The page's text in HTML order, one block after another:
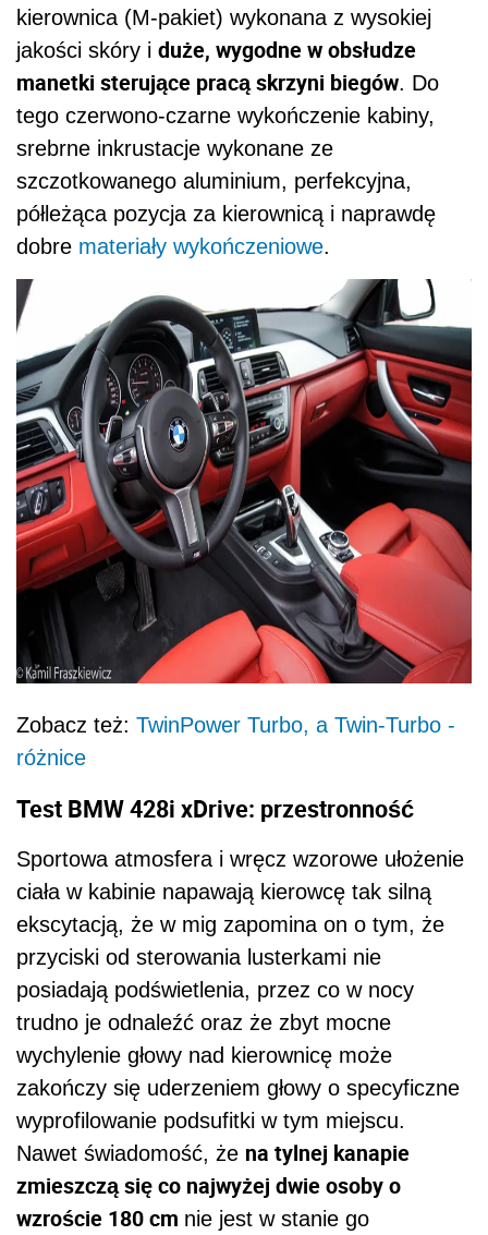
kierownica (M-pakiet) wykonana z wysokiej
jakości skóry i duże, wygodne w obsłudze
manetki sterujące pracą skrzyni biegów. Do
tego czerwono-czarne wykończenie kabiny,
srebrne inkrustacje wykonane ze
szczotkowanego aluminium, perfekcyjna,
półleżąca pozycja za kierownicą i naprawdę
dobre materiały wykończeniowe.
Zobacz też: TwinPower Turbo, a Twin-Turbo -
różnice
Test BMW 428i xDrive: przestronność
Sportowa atmosfera i wręcz wzorowe ułożenie
ciała w kabinie napawają kierowcę tak silną
ekscytacją, że w mig zapomina on o tym, że
przyciski od sterowania lusterkami nie
posiadają podświetlenia, przez co w nocy
trudno je odnaleźć oraz że zbyt mocne
wychylenie głowy nad kierownicę może
zakończy się uderzeniem głowy o specyficzne
wyprofilowanie podsufitki w tym miejscu.
Nawet świadomość, że na tylnej kanapie
zmieszczą się co najwyżej dwie osoby o
wzroście 180 cm nie jest w stanie go